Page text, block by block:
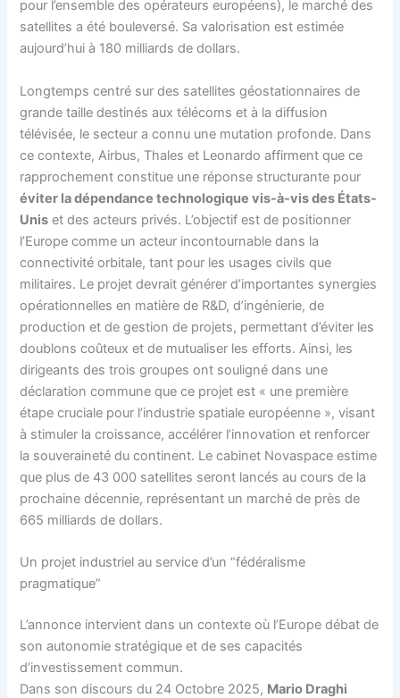
pour l’ensemble des opérateurs européens), le marché des
satellites a été bouleversé. Sa valorisation est estimée
aujourd’hui à 180 milliards de dollars.
Longtemps centré sur des satellites géostationnaires de
grande taille destinés aux télécoms et à la diffusion
télévisée, le secteur a connu une mutation profonde. Dans
ce contexte, Airbus, Thales et Leonardo affirment que ce
rapprochement constitue une réponse structurante pour
éviter la dépendance technologique vis-à-vis des États-
Unis et des acteurs privés. L’objectif est de positionner
l’Europe comme un acteur incontournable dans la
connectivité orbitale, tant pour les usages civils que
militaires. Le projet devrait générer d’importantes synergies
opérationnelles en matière de R&D, d’ingénierie, de
production et de gestion de projets, permettant d’éviter les
doublons coûteux et de mutualiser les efforts. Ainsi, les
dirigeants des trois groupes ont souligné dans une
déclaration commune que ce projet est « une première
étape cruciale pour l’industrie spatiale européenne », visant
à stimuler la croissance, accélérer l’innovation et renforcer
la souveraineté du continent. Le cabinet Novaspace estime
que plus de 43 000 satellites seront lancés au cours de la
prochaine décennie, représentant un marché de près de
665 milliards de dollars.
Un projet industriel au service d’un “fédéralisme
pragmatique”
L’annonce intervient dans un contexte où l’Europe débat de
son autonomie stratégique et de ses capacités
d’investissement commun.
Dans son discours du 24 Octobre 2025, Mario Draghi